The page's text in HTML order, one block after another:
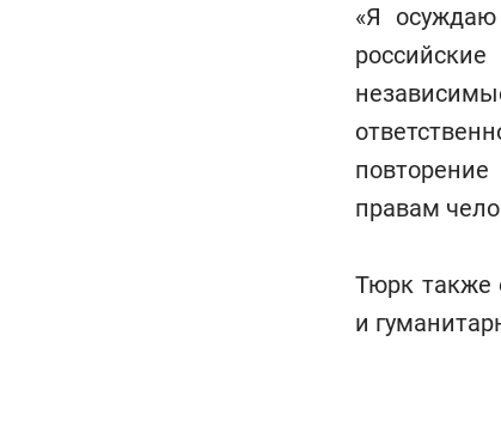
«Я
правам
Тюрк также
и